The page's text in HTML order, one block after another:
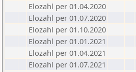
Elozahl per 01.04.2020
Elozahl per 01.07.2020
Elozahl per 01.10.2020
Elozahl per 01.01.2021
Elozahl per 01.04.2021
Elozahl per 01.07.2021